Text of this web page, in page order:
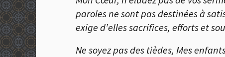
paroles ne sont pas destinées à
exige d’elles sacrifices, efforts et
Ne soyez pas des tièdes, Mes